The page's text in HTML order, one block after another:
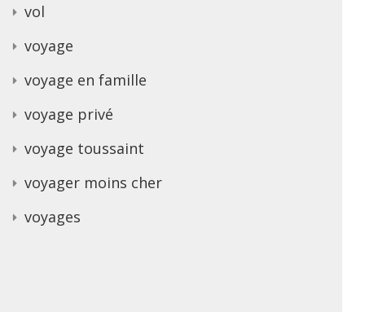
vol
voyage
voyage en famille
voyage privé
voyage toussaint
voyager moins cher
voyages